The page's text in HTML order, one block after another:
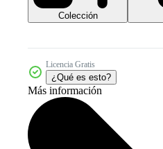
Colección
Licencia Gratis
¿Qué es esto?
Más información